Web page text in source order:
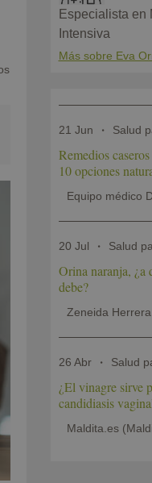
Especialista en
Intensiva
Más sobre Eva
21 Jun Salud
Remedios
10 opciones
Equipo médico
20 Jul Salud
Orina naranja, ¿a
debe?
Zeneida Herrera
26 Abr Salud
¿El vinagre sirve
candidiasis
Maldita.es